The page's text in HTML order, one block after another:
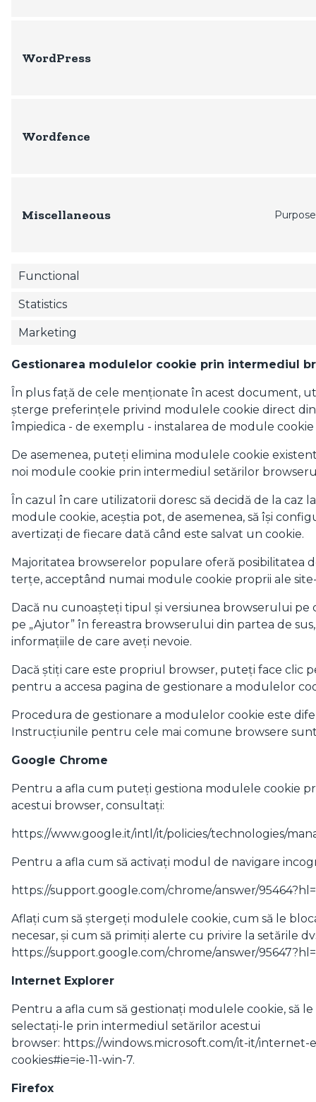
WordPress
Wordfence
Miscellaneous
Functional
Statistics
Marketing
Gestionarea modulelor cookie prin intermediul
În plus față de cele menționate în acest document,
șterge preferințele privind modulele cookie direct
împiedica - de exemplu - instalarea de module
De asemenea, puteți elimina modulele cookie
noi module cookie prin intermediul setărilor
În cazul în care utilizatorii doresc să decidă de la caz
module cookie, aceștia pot, de asemenea, să își
avertizați de fiecare dată când este salvat un cookie.
Majoritatea browserelor populare oferă posibilitatea
terțe, acceptând numai module cookie proprii ale
Dacă nu cunoașteți tipul și versiunea browserului pe
pe „Ajutor” în fereastra browserului din partea de
informațiile de care aveți nevoie.
Dacă știți care este propriul browser, puteți face clic
pentru a accesa pagina de gestionare a modulelor
Procedura de gestionare a modulelor cookie este
Instrucțiunile pentru cele mai comune browsere
Google Chrome
Pentru a afla cum puteți gestiona modulele cookie
acestui browser, consultați:
https://www.google.it/intl/it/policies/technologies/
Pentru a afla cum să activați modul de navigare
https://support.google.com/chrome/answer/
Aflați cum să ștergeți modulele cookie, cum să le
necesar, și cum să primiți alerte cu privire la setările
https://support.google.com/chrome/answer/
Internet Explorer
Pentru a afla cum să gestionați modulele cookie, să
selectați-le prin intermediul setărilor acestui
browser: https://windows.microsoft.com/it-it/
cookies#ie=ie-11-win-7.
Firefox